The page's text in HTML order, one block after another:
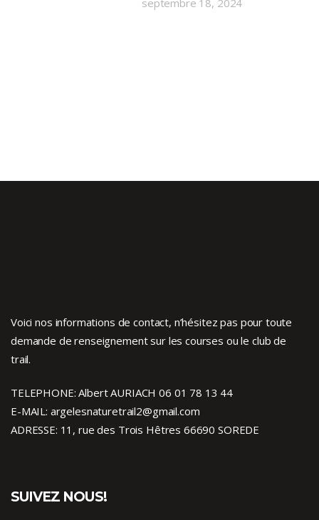
septembre 18, 2024
Voici nos informations de contact, n’hésitez pas pour toute
demande de renseignement sur les courses ou le club de
trail.
TELEPHONE: Albert AURIACH 06 01 78 13 44
E-MAIL: argelesnaturetrail2@gmail.com
ADRESSE: 11, rue des Trois Hêtres 66690 SOREDE
SUIVEZ NOUS!